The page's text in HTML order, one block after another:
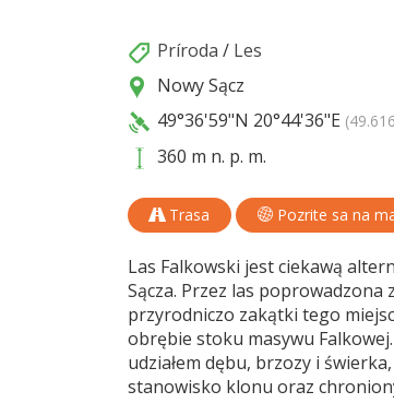
Príroda / Les
Nowy Sącz
49°36'59"N 20°44'36"E
360 m n. p. m.
Trasa Pozrite sa na
Las Falkowski jest ciekawą
Sącza. Przez las poprowadzona
przyrodniczo zakątki tego
obrębie stoku masywu
udziałem dębu, brzozy i
stanowisko klonu oraz